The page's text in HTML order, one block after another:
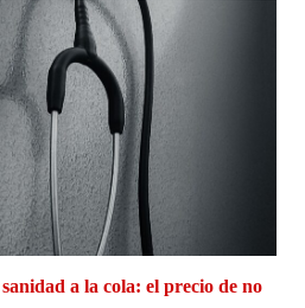
a la cola: el precio de no